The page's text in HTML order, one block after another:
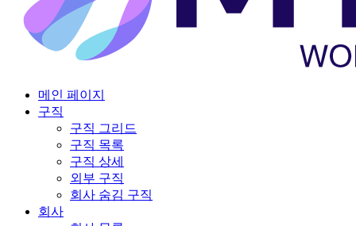
메인 페이지
구직
구직 그리드
구직 목록
구직 상세
외부 구직
회사 숨김 구직
회사